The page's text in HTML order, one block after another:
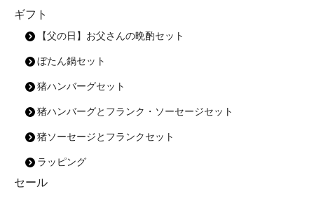
ギフト
【父の日】お父さんの晩酌セット
ぼたん鍋セット
猪ハンバーグセット
猪ハンバーグとフランク・ソーセージセット
猪ソーセージとフランクセット
ラッピング
セール